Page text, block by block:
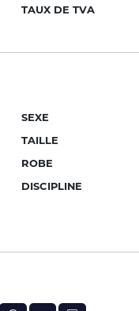
TAUX DE TVA
SEXE
TAILLE
ROBE
DISCIPLINE